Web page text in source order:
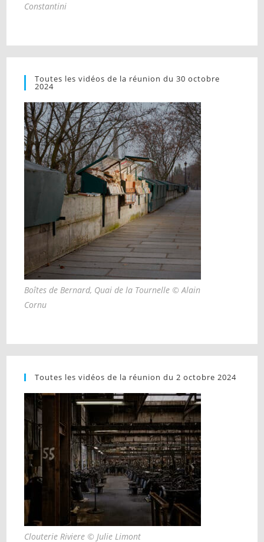
Constantini
Toutes les vidéos de la réunion du 30 octobre
2024
Boîtes de Bernard, Quai de la Tournelle © Alain
Cornu
Toutes les vidéos de la réunion du 2 octobre 2024
Clouterie Riviere © Julie Limont